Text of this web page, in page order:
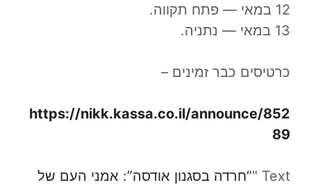
12 במאי — פתח תקווה.
13 במאי — נתניה.
כרטיסים כבר זמינים –
https://nikk.kassa.co.il/announce/852
89
Text "
“חרדה בסגנון אודסה”: אמני העם של